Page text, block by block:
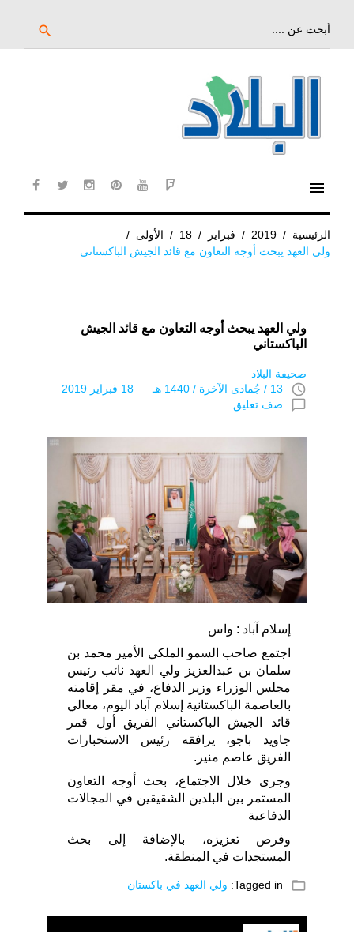
search
menu
الرئيسية /
2019
/ فبراير /
18
/ الأولى /
ولي العهد يبحث أوجه التعاون مع قائد الجيش الباكستاني
ولي العهد يبحث أوجه التعاون مع قائد الجيش
الباكستاني
صحيفة البلاد
access_time 13 / جُمادى اﻵخرة / 1440 هـ 18 فبراير 2019
chat_bubble_outline ضف تعليق
إسلام آباد : واس
اجتمع صاحب السمو الملكي الأمير محمد بن
سلمان بن عبدالعزيز ولي العهد نائب رئيس
مجلس الوزراء وزير الدفاع، في مقر إقامته
بالعاصمة الباكستانية إسلام آباد اليوم، معالي
قائد الجيش الباكستاني الفريق أول قمر
جاويد باجو، يرافقه رئيس الاستخبارات
الفريق عاصم منير.
وجرى خلال الاجتماع، بحث أوجه التعاون
المستمر بين البلدين الشقيقين في المجالات
الدفاعية
وفرص تعزيزه، بالإضافة إلى بحث
المستجدات في المنطقة.
folder_open
Tagged in: ولي العهد في باكستان